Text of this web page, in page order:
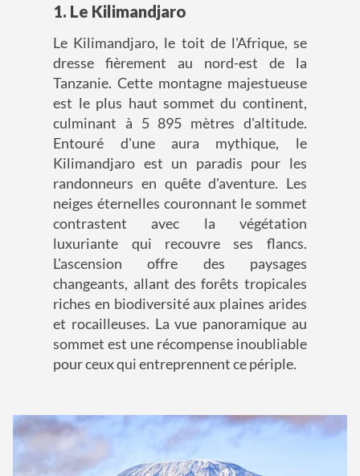
1. Le Kilimandjaro
Le Kilimandjaro, le toit de l'Afrique, se
dresse fièrement au nord-est de la
Tanzanie. Cette montagne majestueuse
est le plus haut sommet du continent,
culminant à 5 895 mètres d'altitude.
Entouré d'une aura mythique, le
Kilimandjaro est un paradis pour les
randonneurs en quête d'aventure. Les
neiges éternelles couronnant le sommet
contrastent avec la végétation
luxuriante qui recouvre ses flancs.
L'ascension offre des paysages
changeants, allant des forêts tropicales
riches en biodiversité aux plaines arides
et rocailleuses. La vue panoramique au
sommet est une récompense inoubliable
pour ceux qui entreprennent ce périple.